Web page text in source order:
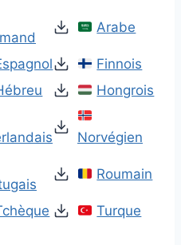
Arabe
Finnois
Hongrois
Norvégien
Roumain
Turque